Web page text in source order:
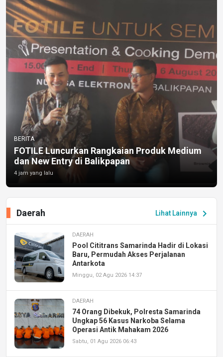
BERITA
FOTILE Luncurkan Rangkaian Produk Medium
dan New Entry di Balikpapan
4 jam yang lalu
Lihat Lainnya chevron_right
Daerah
DAERAH
Pool Cititrans Samarinda Hadir di Lokasi
Baru, Permudah Akses Perjalanan
Antarkota
Minggu, 02 Agu 2026 14:37
DAERAH
74 Orang Dibekuk, Polresta Samarinda
Ungkap 56 Kasus Narkoba Selama
Operasi Antik Mahakam 2026
Sabtu, 01 Agu 2026 06:43